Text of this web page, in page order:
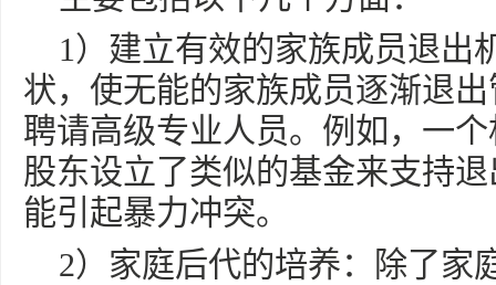
1）建立有效的家族成员退出
状，使无能的家族成员逐渐退
聘请高级专业人员。例如，一
股东设立了类似的基金来支持
能引起暴力冲突。
2）家庭后代的培养：除了家